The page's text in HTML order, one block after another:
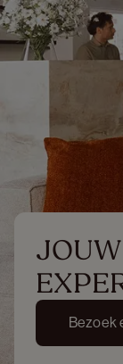
Bezoek